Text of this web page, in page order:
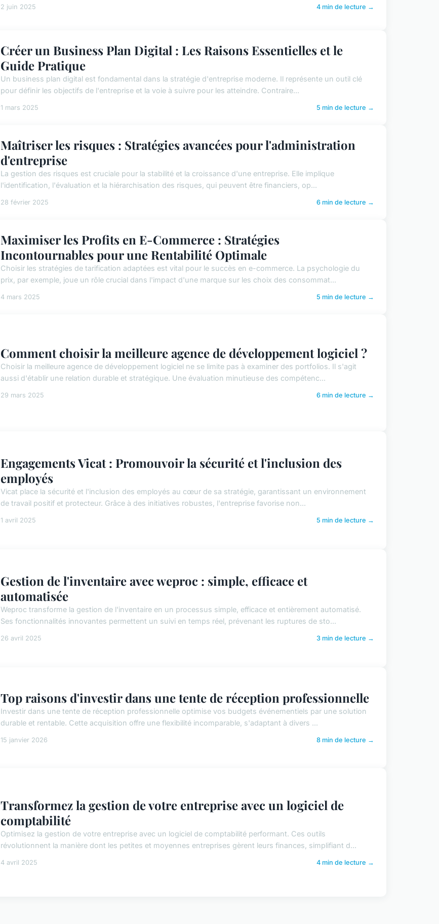
2 juin 2025 4 min de lecture →
Créer un Business Plan Digital : Les Raisons Essentielles et le
Guide Pratique
Un business plan digital est fondamental dans la stratégie d'entreprise moderne. Il représente un outil clé
pour définir les objectifs de l'entreprise et la voie à suivre pour les atteindre. Contraire...
1 mars 2025 5 min de lecture →
Maîtriser les risques : Stratégies avancées pour l'administration
d'entreprise
La gestion des risques est cruciale pour la stabilité et la croissance d'une entreprise. Elle implique
l'identification, l'évaluation et la hiérarchisation des risques, qui peuvent être financiers, op...
28 février 2025 6 min de lecture →
Maximiser les Profits en E-Commerce : Stratégies
Incontournables pour une Rentabilité Optimale
Choisir les stratégies de tarification adaptées est vital pour le succès en e-commerce. La psychologie du
prix, par exemple, joue un rôle crucial dans l'impact d'une marque sur les choix des consommat...
4 mars 2025 5 min de lecture →
Comment choisir la meilleure agence de développement logiciel ?
Choisir la meilleure agence de développement logiciel ne se limite pas à examiner des portfolios. Il s'agit
aussi d'établir une relation durable et stratégique. Une évaluation minutieuse des compétenc...
29 mars 2025 6 min de lecture →
Engagements Vicat : Promouvoir la sécurité et l'inclusion des
employés
Vicat place la sécurité et l'inclusion des employés au cœur de sa stratégie, garantissant un environnement
de travail positif et protecteur. Grâce à des initiatives robustes, l'entreprise favorise non...
1 avril 2025 5 min de lecture →
Gestion de l'inventaire avec weproc : simple, efficace et
automatisée
Weproc transforme la gestion de l'inventaire en un processus simple, efficace et entièrement automatisé.
Ses fonctionnalités innovantes permettent un suivi en temps réel, prévenant les ruptures de sto...
26 avril 2025 3 min de lecture →
Top raisons d'investir dans une tente de réception professionnelle
Investir dans une tente de réception professionnelle optimise vos budgets événementiels par une solution
durable et rentable. Cette acquisition offre une flexibilité incomparable, s'adaptant à divers ...
15 janvier 2026 8 min de lecture →
Transformez la gestion de votre entreprise avec un logiciel de
comptabilité
Optimisez la gestion de votre entreprise avec un logiciel de comptabilité performant. Ces outils
révolutionnent la manière dont les petites et moyennes entreprises gèrent leurs finances, simplifiant d...
4 avril 2025 4 min de lecture →